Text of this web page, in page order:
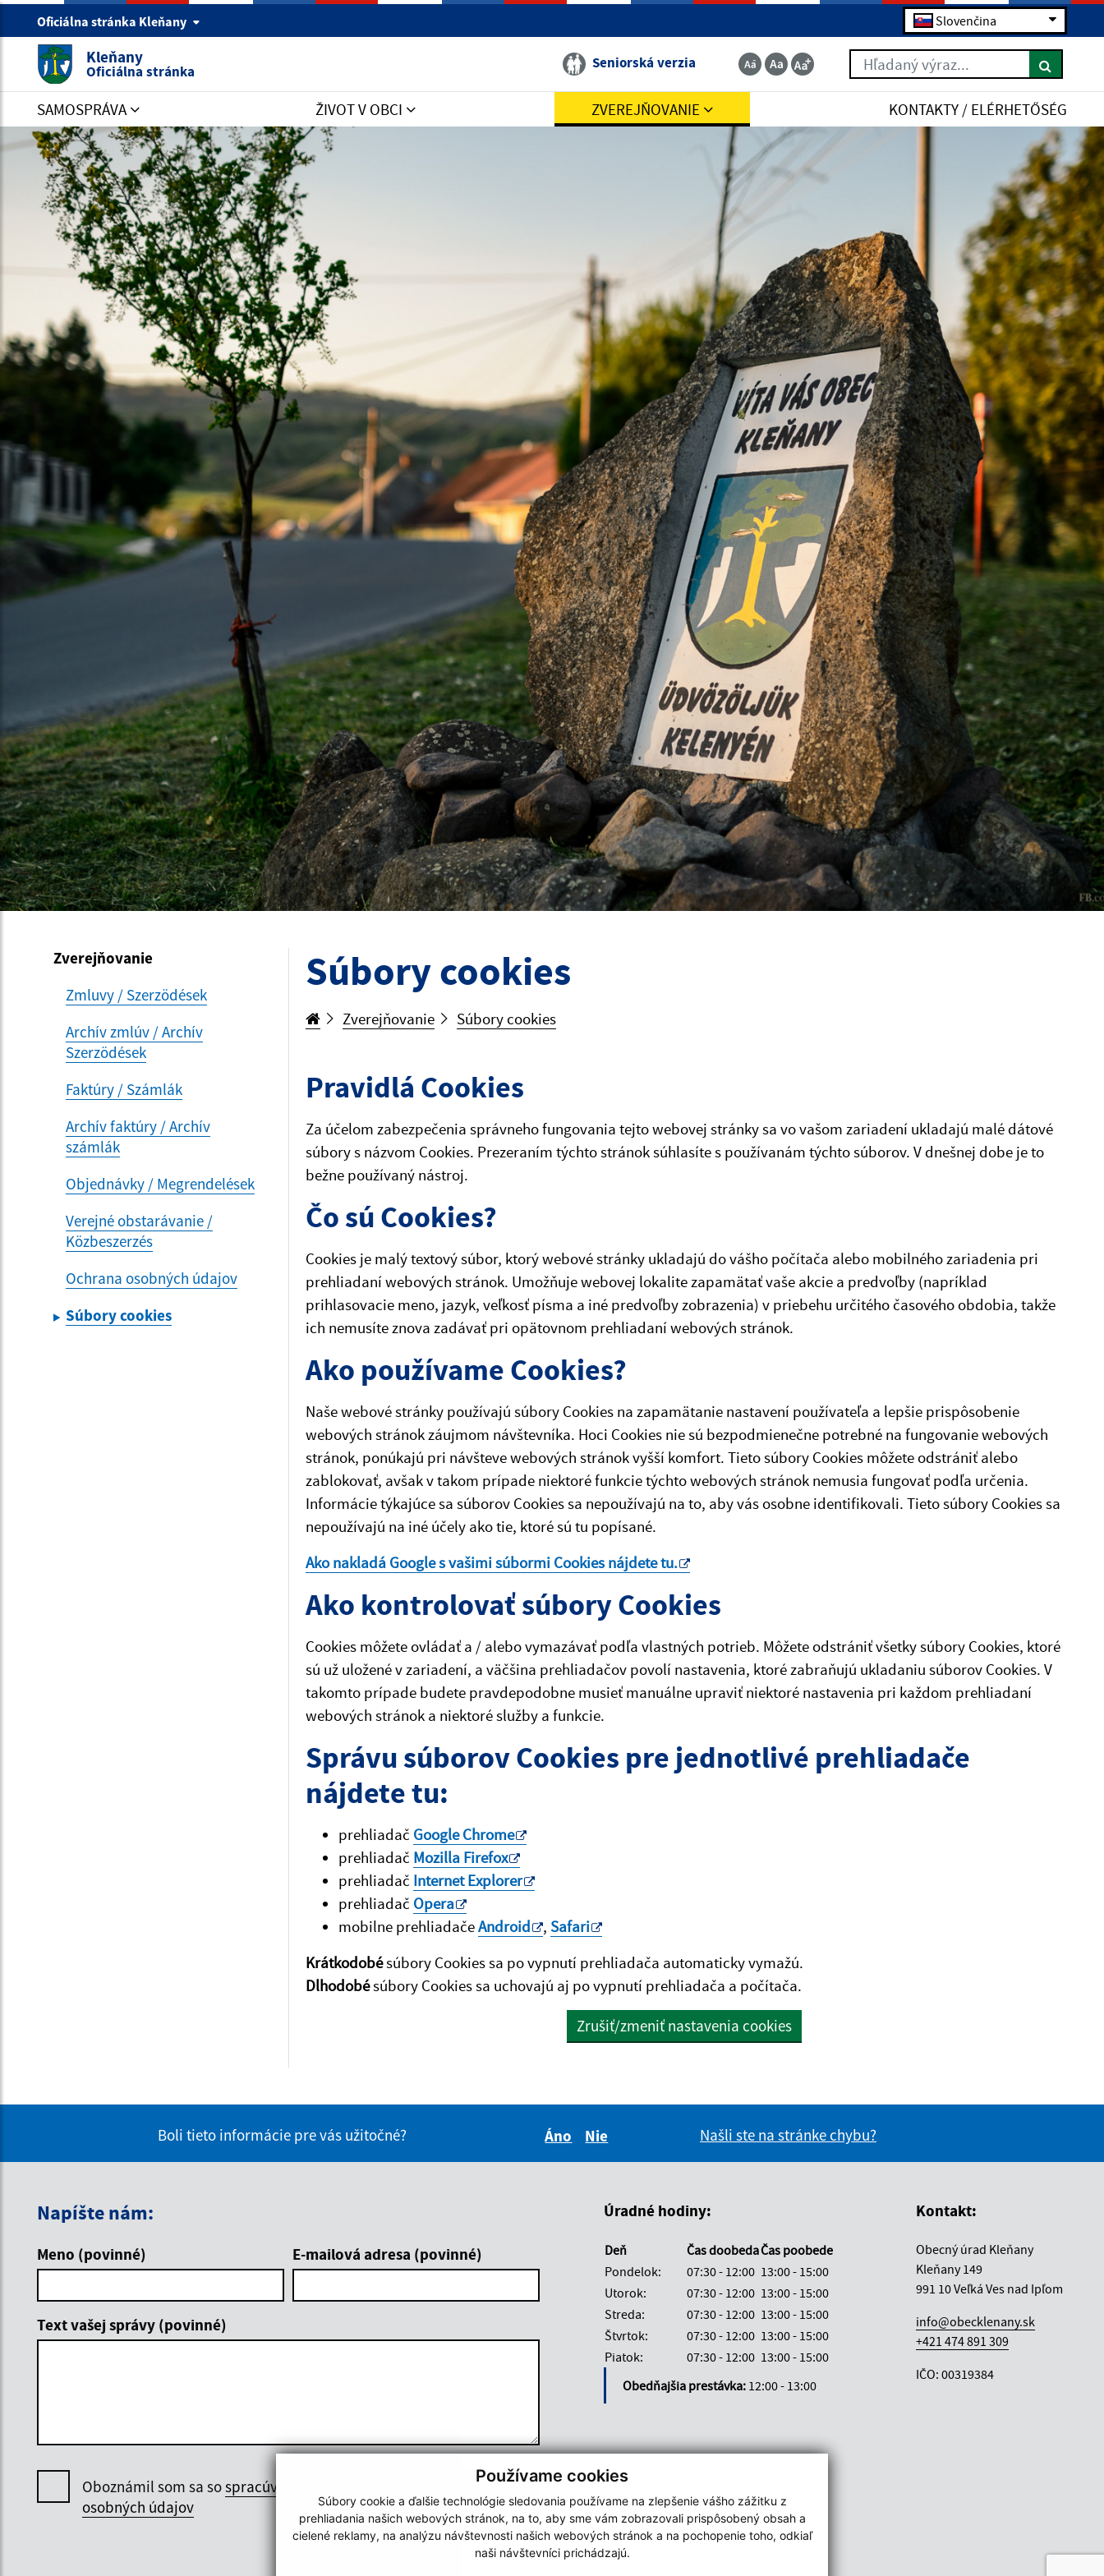
Používame cookies
Súbory cookie a ďalšie technológie sledovania používame na zlepšenie vášho zážitku z
prehliadania našich webových stránok, na to, aby sme vám zobrazovali prispôsobený obsah a
cielené reklamy, na analýzu návštevnosti našich webových stránok a na pochopenie toho, odkiaľ
naši návštevníci prichádzajú.
Oficiálna stránka Kleňany Slovenčina
Kleňany
Oficiálna stránka Seniorská verzia Hľadaný výraz...
SAMOSPRÁVA ŽIVOT V OBCI ZVEREJŇOVANIE KONTAKTY / ELÉRHETŐSÉG
Zverejňovanie
Zmluvy / Szerzödések
Archív zmlúv / Archív
Szerzödések
Faktúry / Számlák
Archív faktúry / Archív
számlák
Objednávky / Megrendelések
Verejné obstarávanie /
Közbeszerzés
Ochrana osobných údajov
Súbory cookies
Súbory cookies
Zverejňovanie Súbory cookies
Pravidlá Cookies
Za účelom zabezpečenia správneho fungovania tejto webovej stránky sa vo vašom zariadení ukladajú malé dátové
súbory s názvom Cookies. Prezeraním týchto stránok súhlasíte s používanám týchto súborov. V dnešnej dobe je to
bežne používaný nástroj.
Čo sú Cookies?
Cookies je malý textový súbor, ktorý webové stránky ukladajú do vášho počítača alebo mobilného zariadenia pri
prehliadaní webových stránok. Umožňuje webovej lokalite zapamätať vaše akcie a predvoľby (napríklad
prihlasovacie meno, jazyk, veľkosť písma a iné predvoľby zobrazenia) v priebehu určitého časového obdobia, takže
ich nemusíte znova zadávať pri opätovnom prehliadaní webových stránok.
Ako používame Cookies?
Naše webové stránky používajú súbory Cookies na zapamätanie nastavení používateľa a lepšie prispôsobenie
webových stránok záujmom návštevníka. Hoci Cookies nie sú bezpodmienečne potrebné na fungovanie webových
stránok, ponúkajú pri návšteve webových stránok vyšší komfort. Tieto súbory Cookies môžete odstrániť alebo
zablokovať, avšak v takom prípade niektoré funkcie týchto webových stránok nemusia fungovať podľa určenia.
Informácie týkajúce sa súborov Cookies sa nepoužívajú na to, aby vás osobne identifikovali. Tieto súbory Cookies sa
nepoužívajú na iné účely ako tie, ktoré sú tu popísané.
Ako nakladá Google s vašimi súbormi Cookies nájdetetu.
Ako kontrolovať súbory Cookies
Cookies môžete ovládať a / alebo vymazávať podľa vlastných potrieb. Môžete odstrániť všetky súbory Cookies, ktoré
sú už uložené v zariadení, a väčšina prehliadačov povolí nastavenia, ktoré zabraňujú ukladaniu súborov Cookies. V
takomto prípade budete pravdepodobne musieť manuálne upraviť niektoré nastavenia pri každom prehliadaní
webových stránok a niektoré služby a funkcie.
Správu súborov Cookies pre jednotlivé prehliadače
nájdete tu:
prehliadač Google Chrome
prehliadač Mozilla Firefox
prehliadač Internet Explorer
prehliadač Opera
mobilne prehliadačeAndroid , Safari
Krátkodobésúbory Cookies sa po vypnutí prehliadača automaticky vymažú.
Dlhodobésúbory Cookies sa uchovajú aj po vypnutí prehliadača a počítača.
Zrušiť/zmeniť nastavenia cookies
Boli tieto informácie pre vás užitočné?
Áno
Nie
Našli ste na stránke chybu?
Napíšte nám:
Meno (povinné) E-mailová adresa (povinné)
Text vašej správy (povinné)
Oboznámil som sa sospracúvaním
osobných údajov
Google reCaptcha Response
Odoslať správu
Úradné hodiny:
Deň Čas doobedaČas poobede
Pondelok:
07:30 - 12:00 13:00 - 15:00
Utorok:
07:30 - 12:00 13:00 - 15:00
Streda:
07:30 - 12:00 13:00 - 15:00
Štvrtok:
07:30 - 12:00 13:00 - 15:00
Piatok:
07:30 - 12:00 13:00 - 15:00
Obedňajšia prestávka: 12:00 - 13:00
Kontakt:
Obecný úrad Kleňany
Kleňany 149
991 10 Veľká Ves nad Ipľom
info@obecklenany.sk
+421 474 891 309
IČO: 00319384